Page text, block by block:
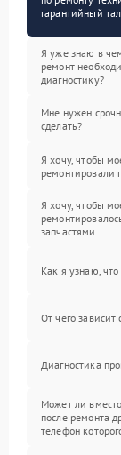
гарантийный
Я уже знаю в
ремонт
диагностику?
Мне нужен
сделать?
Я хочу, чтобы
ремонтировали
Я хочу, чтобы
запчастями.
Как я узнаю, что
От чего зависит
Диагностика
Может ли
после ремонта
телефон